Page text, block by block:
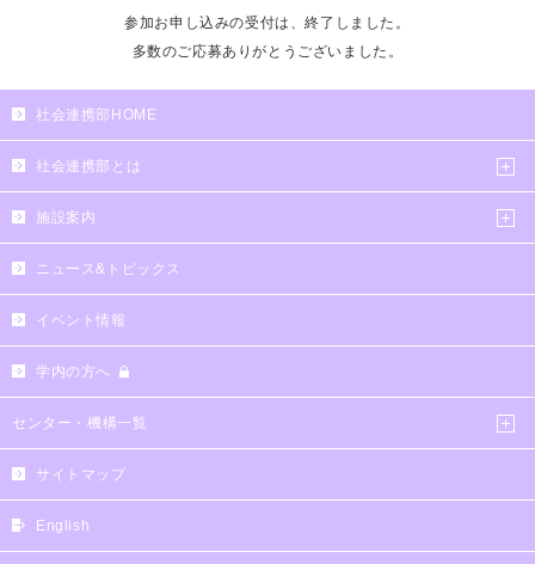
参加お申し込みの受付は、終了しました。
多数のご応募ありがとうございました。
社会連携部HOME
社会連携部とは
施設案内
ニュース&トピックス
イベント情報
学内の方へ
センター・機構一覧
サイトマップ
English